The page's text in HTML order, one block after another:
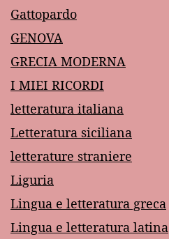
Gattopardo
GENOVA
GRECIA MODERNA
I MIEI RICORDI
letteratura italiana
Letteratura siciliana
letterature straniere
Liguria
Lingua e letteratura greca
Lingua e letteratura latina